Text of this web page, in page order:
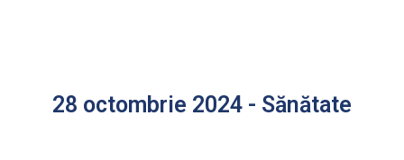
28 octombrie 2024 - Sănătate